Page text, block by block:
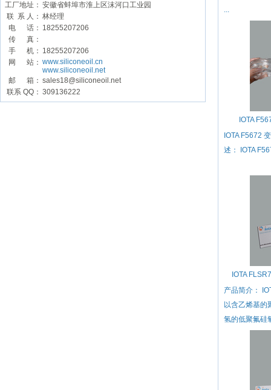
工厂地址： 安徽省蚌埠市淮上区沫河口工业园
联 系 人： 林经理
电 话： 18255207206
传 真：
手 机： 18255207206
网 站： www.siliconeoil.cn
www.siliconeoil.net
邮 箱： sales18@siliconeoil.net
联系 QQ： 309136222
...
IOTA
IOTA F5672
述： IOTA
IOTA
产品简介：
以含乙烯基的
氢的低聚氟硅